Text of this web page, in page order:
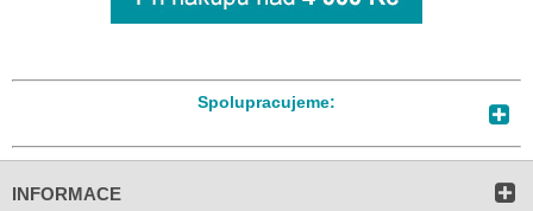
Spolupracujeme:
INFORMACE